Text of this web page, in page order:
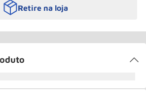
Retire na loja